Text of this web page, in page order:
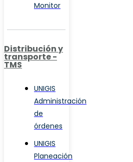
Monitor
Distribución y
transporte -
TMS
UNIGIS
Administración
de
órdenes
UNIGIS
Planeación